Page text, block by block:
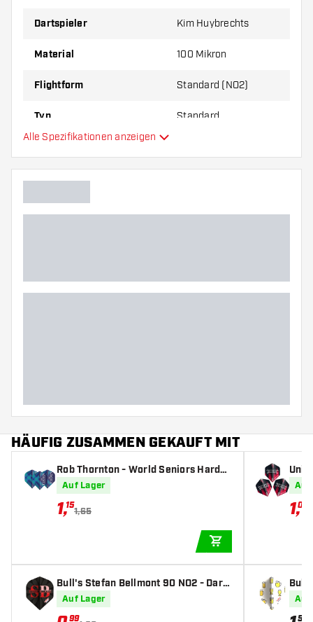
zu Ihnen passt!
Dartspieler Kim Huybrechts
Material 100 Mikron
Flightform Standard (NO2)
Typ Standard
Hauptfarbe
Alle Spezifikationen anzeigen
HÄUFIG ZUSAMMEN GEKAUFT MIT
Rob Thornton - World Seniors Hardco
re Blue - Dart Flights
Auf Lager
1,15
1,65
Bull's Stefan Bellmont 90 NO2 - Dart
Flights
Auf Lager
99
Dart
Auf
1,01
ts
Auf
50